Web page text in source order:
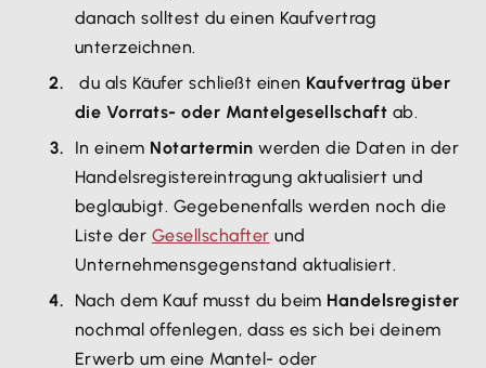
danach solltest du einen Kaufvertrag
unterzeichnen.
du als Käufer schließt einen Kaufvertrag über
die Vorrats- oder Mantelgesellschaft ab.
In einem Notartermin werden die Daten in der
Handelsregistereintragung aktualisiert und
beglaubigt. Gegebenenfalls werden noch die
Liste der Gesellschafter und
Unternehmensgegenstand aktualisiert.
Nach dem Kauf musst du beim Handelsregister
nochmal offenlegen, dass es sich bei deinem
Erwerb um eine Mantel- oder